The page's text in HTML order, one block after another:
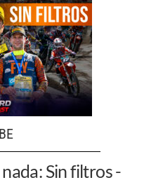
Sin filtros -